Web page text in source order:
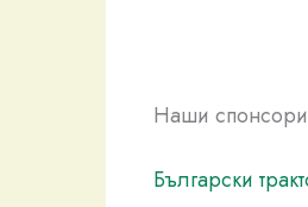
Наши
Български